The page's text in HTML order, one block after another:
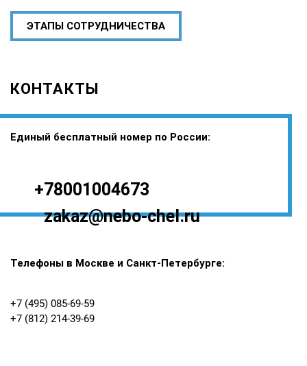
ЭТАПЫ СОТРУДНИЧЕСТВА
КОНТАКТЫ
Единый бесплатный номер по России:
+78001004673
zakaz@nebo-chel.ru
Телефоны в Москве и Санкт-Петербурге:
+7 (495) 085-69-59
+7 (812) 214-39-69